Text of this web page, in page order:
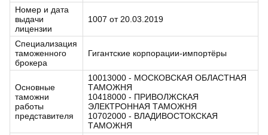
Номер и дата
выдачи
лицензии
1007 от 20.03.2019
Специализация
таможенного
брокера
Гигантские корпорации-импортёры
Основные
таможни
работы
представителя
10013000 - МОСКОВСКАЯ ОБЛАСТНАЯ
ТАМОЖНЯ
10418000 - ПРИВОЛЖСКАЯ
ЭЛЕКТРОННАЯ ТАМОЖНЯ
10702000 - ВЛАДИВОСТОКСКАЯ
ТАМОЖНЯ